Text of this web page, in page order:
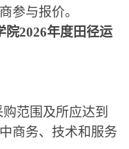
参与报价。
院2026年度田径运
范围及所应达到
商务、技术和服务